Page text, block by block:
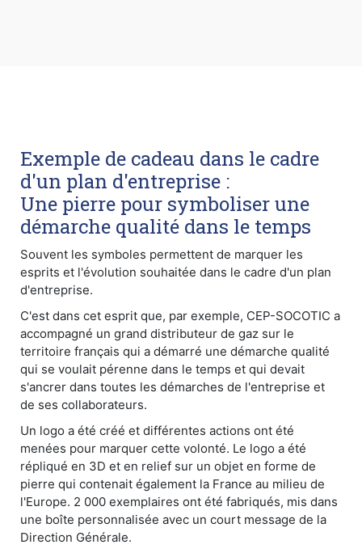
Exemple de cadeau dans le cadre
d'un plan d'entreprise :
Une pierre pour symboliser une
démarche qualité dans le temps
Souvent les symboles permettent de marquer les
esprits et l'évolution souhaitée dans le cadre d'un plan
d'entreprise.
C'est dans cet esprit que, par exemple, CEP-SOCOTIC a
accompagné un grand distributeur de gaz sur le
territoire français qui a démarré une démarche qualité
qui se voulait pérenne dans le temps et qui devait
s'ancrer dans toutes les démarches de l'entreprise et
de ses collaborateurs.
Un logo a été créé et différentes actions ont été
menées pour marquer cette volonté. Le logo a été
répliqué en 3D et en relief sur un objet en forme de
pierre qui contenait également la France au milieu de
l'Europe. 2 000 exemplaires ont été fabriqués, mis dans
une boîte personnalisée avec un court message de la
Direction Générale.